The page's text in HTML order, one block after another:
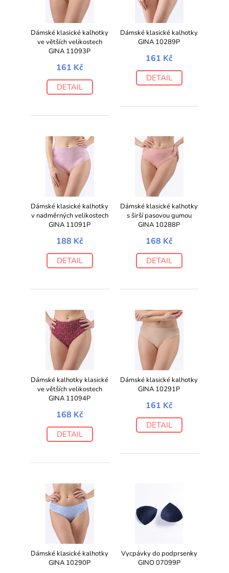
Dámské klasické kalhotky
ve větších velikostech
GINA 11093P
161 Kč
DETAIL
Dámské klasické kalhotky
GINA 10289P
161 Kč
DETAIL
Dámské klasické kalhotky
v nadměrných velikostech
GINA 11091P
188 Kč
DETAIL
Dámské klasické kalhotky
s širší pasovou gumou
GINA 10288P
168 Kč
DETAIL
Dámské kalhotky klasické
ve větších velikostech
GINA 11094P
168 Kč
DETAIL
Dámské klasické kalhotky
GINA 10291P
161 Kč
DETAIL
Dámské klasické kalhotky
GINA 10290P
Vycpávky do podprsenky
GINO 07099P